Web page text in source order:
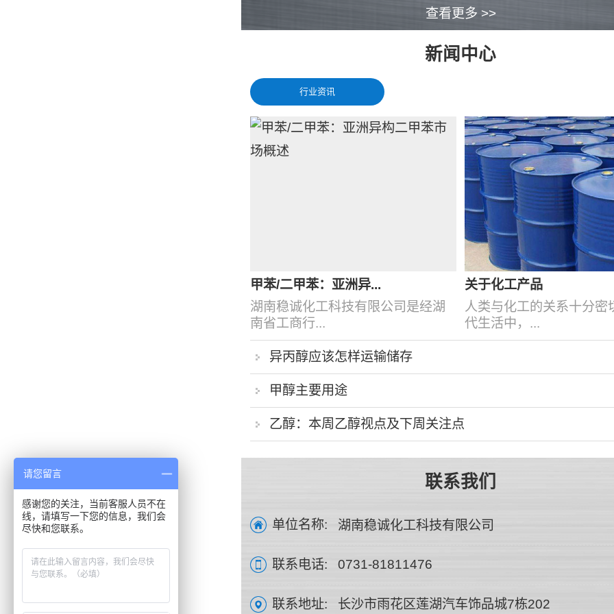
查看更多 >>
新闻中心
行业资讯
甲苯/二甲苯：亚洲异...
湖南稳诚化工科技有限公司是经湖
南省工商行...
关于化工产品
人类与化工的关系十分密
代生活中，...
异丙醇应该怎样运输储存
甲醇主要用途
乙醇：本周乙醇视点及下周关注点
联系我们
单位名称: 湖南稳诚化工科技有限公司
联系电话: 0731-81811476
联系地址: 长沙市雨花区莲湖汽车饰品城7栋202
请您留言
感谢您的关注，当前客服人员不在
线，请填写一下您的信息，我们会
尽快和您联系。